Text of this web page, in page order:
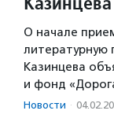
О начале
литературную
Казинцева
и фонд
Новости ·